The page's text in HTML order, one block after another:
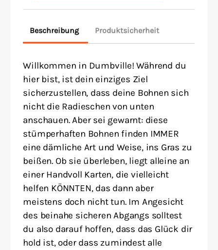
Kartenspiel!
Beschreibung Produktsicherheit
Willkommen in Dumbville! Während du
hier bist, ist dein einziges Ziel
sicherzustellen, dass deine Bohnen sich
nicht die Radieschen von unten
anschauen. Aber sei gewarnt: diese
stümperhaften Bohnen finden IMMER
eine dämliche Art und Weise, ins Gras zu
beißen. Ob sie überleben, liegt alleine an
einer Handvoll Karten, die vielleicht
helfen KÖNNTEN, das dann aber
meistens doch nicht tun. Im Angesicht
des beinahe sicheren Abgangs solltest
du also darauf hoffen, dass das Glück dir
hold ist, oder dass zumindest alle